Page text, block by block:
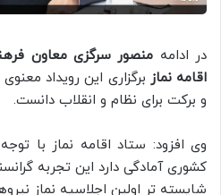
در ادامه منصور سرگزی معاون
اقامه نماز برگزاری این رویداد
و برکت برای نظام و انقلاب دانست.
کشوری آمادگی دارد این تجربه
شایسته تر اولین اجلاسیه نماز